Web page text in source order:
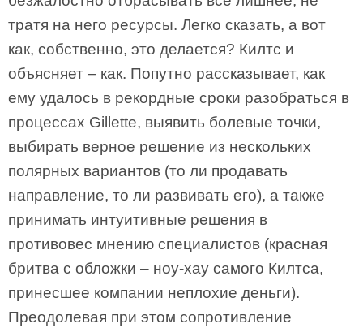
тратя на него ресурсы. Легко сказать, а вот
как, собственно, это делается? Килтс и
объясняет – как. Попутно рассказывает, как
ему удалось в рекордные сроки разобраться в
процессах Gillette, выявить болевые точки,
выбирать верное решение из нескольких
полярных вариантов (то ли продавать
направление, то ли развивать его), а также
принимать интуитивные решения в
противовес мнению специалистов (красная
бритва с обложки – ноу-хау самого Килтса,
принесшее компании неплохие деньги).
Преодолевая при этом сопротивление